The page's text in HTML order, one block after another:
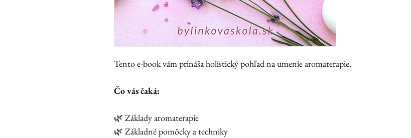
Tento e-book vám prináša holistický pohľad na umenie aromaterapie.
Čo vás čaká:
🌿 Základy aromaterapie
🌿 Základné pomôcky a techniky